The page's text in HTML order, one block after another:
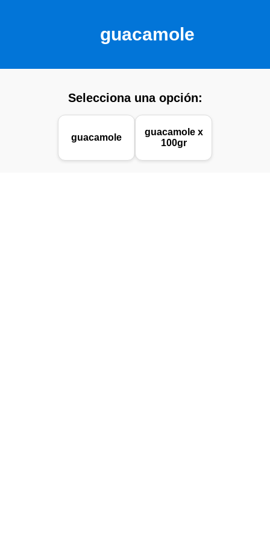
guacamole
Selecciona una opción:
guacamole
guacamole x
100gr